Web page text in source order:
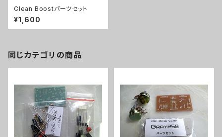
Clean Boostパーツセット
¥1,600
同じカテゴリの商品